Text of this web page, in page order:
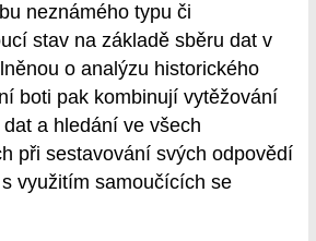
neznámého typu či
stav na základě sběru dat v
o analýzu historického
boti pak kombinují vytěžování
a hledání ve všech
při sestavování svých odpovědí
využitím samoučících se